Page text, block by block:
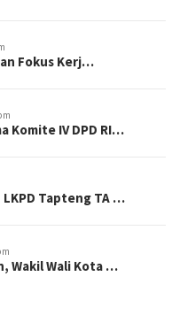
Fokus Kerj…
Komite IV DPD RI…
Tapteng TA …
Wakil Wali Kota …